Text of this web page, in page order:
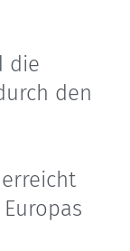
die
den